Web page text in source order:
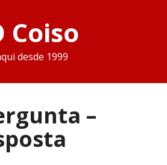
Coiso
desde 1999
–